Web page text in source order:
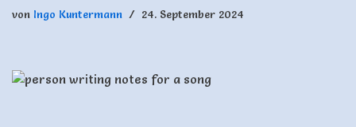
von Ingo Kuntermann 24. September 2024